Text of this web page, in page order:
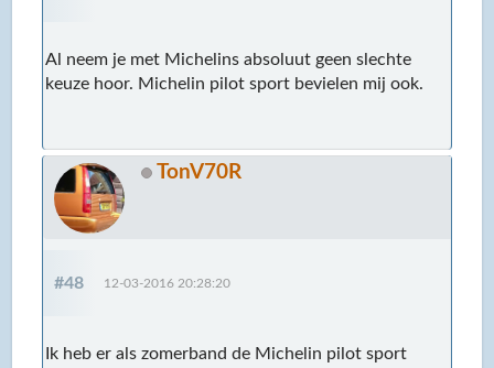
Al neem je met Michelins absoluut geen slechte
keuze hoor. Michelin pilot sport bevielen mij ook.
TonV70R
#48 12-03-2016 20:28:20
Ik heb er als zomerband de Michelin pilot sport